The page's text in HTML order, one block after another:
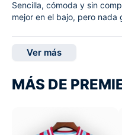
Sencilla, cómoda y sin
mejor en el bajo, pero nada
Ver más
MÁS DE